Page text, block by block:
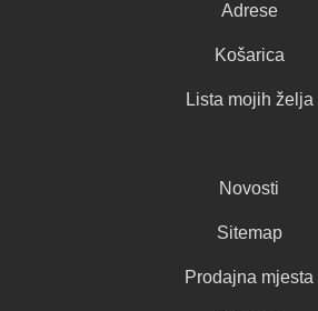
Adrese
Košarica
Lista mojih želja
Novosti
Sitemap
Prodajna mjesta